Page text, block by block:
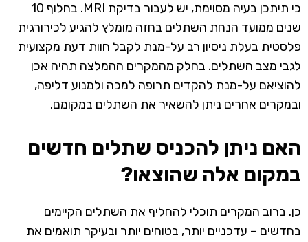
כי תיתכן בעיה מסוימת, יש לעבור בדיקת MRI. בחלוף 10
שנים ממועד הנחת השתלים בחזה מומלץ להגיע לכירורגית
פלסטית בעלת ניסיון רב על-מנת לקבל חוות דעת מקצועית
לגבי מצב השתלים. בחלק מהמקרים ההמלצה תהיה אכן
להוציאם על-מנת להקדים תרופה למכה ולמנוע דליפה,
ובמקרים אחרים ניתן להשאיר את השתלים במקומם.
האם ניתן להכניס שתלים חדשים
במקום אלה שהוצאו?
כן. ברוב המקרים תוכלי להחליף את השתלים הקיימים
בחדשים – עדכניים יותר, בטוחים יותר ובעיקר תואמים את